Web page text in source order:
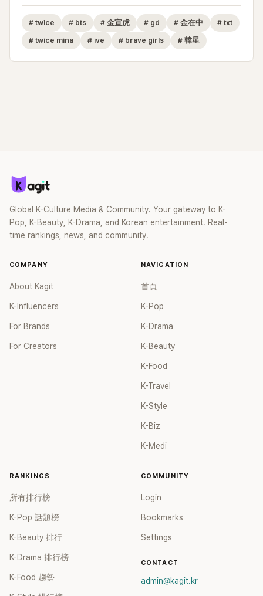
# twice # bts # 金宣虎 # gd # 金在中 # txt
# twice mina # ive # brave girls # 韓星
Global K-Culture Media & Community. Your gateway to K-
Pop, K-Beauty, K-Drama, and Korean entertainment. Real-
time rankings, news, and community.
COMPANY
About Kagit
K-Influencers
For Brands
For Creators
NAVIGATION
首頁
K-Pop
K-Drama
K-Beauty
K-Food
K-Travel
K-Style
K-Biz
K-Medi
RANKINGS
所有排行榜
K-Pop 話題榜
K-Beauty 排行
K-Drama 排行榜
K-Food 趨勢
COMMUNITY
Login
Bookmarks
Settings
CONTACT
admin@kagit.kr